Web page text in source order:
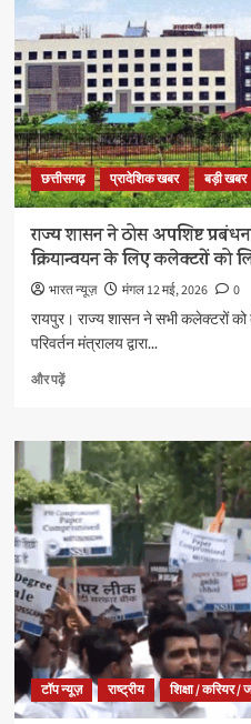
भीषण
गर्मी
से
बड़ी
राहत
के
बारे
में
और
पढ़ें
छत्तीसगढ़ प्रादेशिक खबर बड़ी खबर
राज्य शासन ने ठोस अपशिष्ट
क्रियान्वयन के लिए कलेक्टरों को
भारत न्यूज़ मंगल 12 मई, 2026
0
रायपुर। राज्य शासन ने सभी कलेक्टरों को
परिवर्तन मंत्रालय द्वारा...
और पढ़ेंराज्य
ठोस
अपशिष्ट
प्रबंधन
नियम,
2026
के
प्रभावी
क्रियान्वयन
के
लिए
कलेक्टरों
को
लिखा
पत्र
टॉप न्यूज़ राष्ट्रीय शिक्षा / करियर /